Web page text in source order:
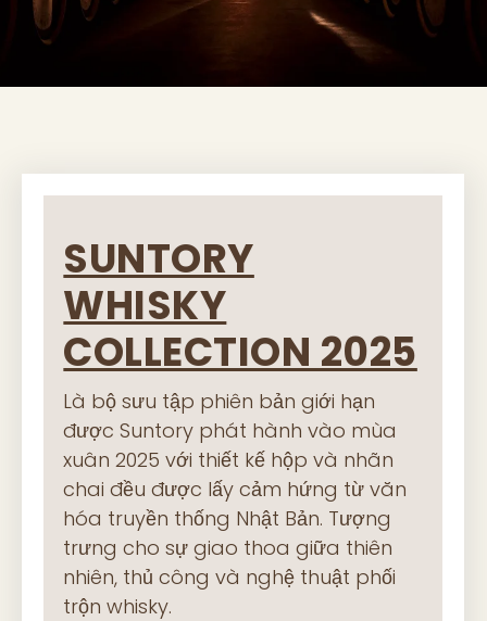
SUNTORY
WHISKY
COLLECTION 2025
Là bộ sưu tập phiên bản giới hạn
được Suntory phát hành vào mùa
xuân 2025 với thiết kế hộp và nhãn
chai đều được lấy cảm hứng từ văn
hóa truyền thống Nhật Bản. Tượng
trưng cho sự giao thoa giữa thiên
nhiên, thủ công và nghệ thuật phối
trộn whisky.